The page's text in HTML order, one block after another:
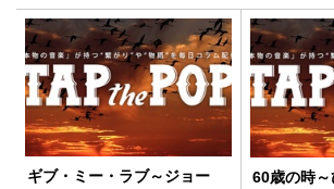
ギブ・ミー・ラブ～ジョー
60歳の時